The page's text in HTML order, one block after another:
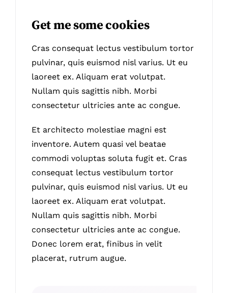
Get me some cookies
Cras consequat lectus vestibulum tortor
pulvinar, quis euismod nisl varius. Ut eu
laoreet ex. Aliquam erat volutpat.
Nullam quis sagittis nibh. Morbi
consectetur ultricies ante ac congue.
Et architecto molestiae magni est
inventore. Autem quasi vel beatae
commodi voluptas soluta fugit et. Cras
consequat lectus vestibulum tortor
pulvinar, quis euismod nisl varius. Ut eu
laoreet ex. Aliquam erat volutpat.
Nullam quis sagittis nibh. Morbi
consectetur ultricies ante ac congue.
Donec lorem erat, finibus in velit
placerat, rutrum augue.